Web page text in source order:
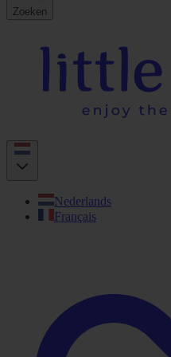
Zoeken
Nederlands
Français